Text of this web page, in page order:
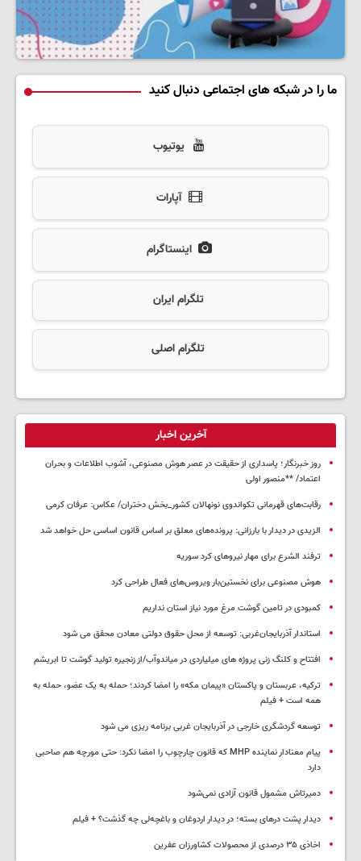
ما را در شبکه های اجتماعی دنبال کنید
یوتیوب
آپارات
اینستاگرام
تلگرام ایران
تلگرام اصلی
آخرین اخبار
روز خبرنگار؛ پاسداری از حقیقت در عصر هوش مصنوعی، آشوب اطلاعات و بحران
اعتماد/ **منصور اولی
رقابت‌های قهرمانی تکواندوی نونهالان کشور_بخش دختران/ عکاس: عرفان کرمی
الزیدی در دیدار با بارزانی: پرونده‌های معلق بر اساس قانون اساسی حل خواهد شد
ترفند الشرع برای مهار نیروهای کرد سوریه
هوش مصنوعی برای نخستین‌بار ویروس‌های فعال طراحی کرد
کمبودی در تامین گوشت مرغ مورد نیاز استان نداریم
استاندار آذربایجان‌غربی: توسعه از محل حقوق دولتی معادن محقق می شود
افتتاح و کلنگ زنی پروژه های میلیاردی در میاندوآب/از زنجیره تولید گوشت تا ابریشم
ترکیه، عربستان و پاکستان «پیمان مکه» را امضا کردند؛ حمله به یک عضو، حمله به
همه است + فیلم
توسعه گردشگری خارجی در آذربایجان غربی برنامه ریزی می شود
پیام معنادار نماینده MHP که قانون چارچوب را امضا نکرد: حتی مورچه هم صاحبی
دارد
دمیرتاش مشمول قانون آزادی نمی‌شود
دیدار پشت درهای بسته؛ در دیدار اردوغان و باغچه‌لی چه گذشت؟ + فیلم
اخاذی ۳۵ درصدی از محصولات کشاورزان عفرین